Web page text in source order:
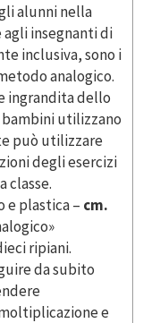
alunni nella
insegnanti di
inclusiva, sono i
analogico.
ingrandita dello
bambini utilizzano
può utilizzare
degli esercizi
classe.
e plastica – cm.
ripiani.
da subito
e